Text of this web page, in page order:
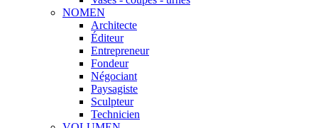
NOMEN
Architecte
Éditeur
Entrepreneur
Fondeur
Négociant
Paysagiste
Sculpteur
Technicien